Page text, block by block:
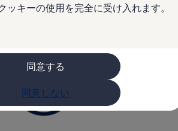
ッキーの使用を完全に受け入れます。
同意する
同意しない
画
ー
お乗り換えを10万円補助
購入後、5年間の安心サポートが無償
Variant お乗り換えを10万円補助
アンバサダープログラム
シャルサービス